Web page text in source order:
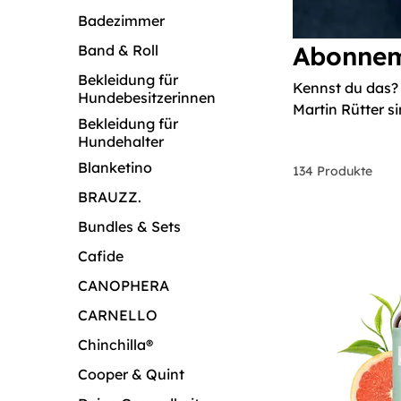
Badezimmer
Band & Roll
Bekleidung für
Hundebesitzerinnen
Bekleidung für
Hundehalter
Blanketino
BRAUZZ.
Bundles & Sets
Cafide
CANOPHERA
CARNELLO
Chinchilla®
Cooper & Quint
Kennst du
Martin Rütter
Nachschub zu
134 Produkte